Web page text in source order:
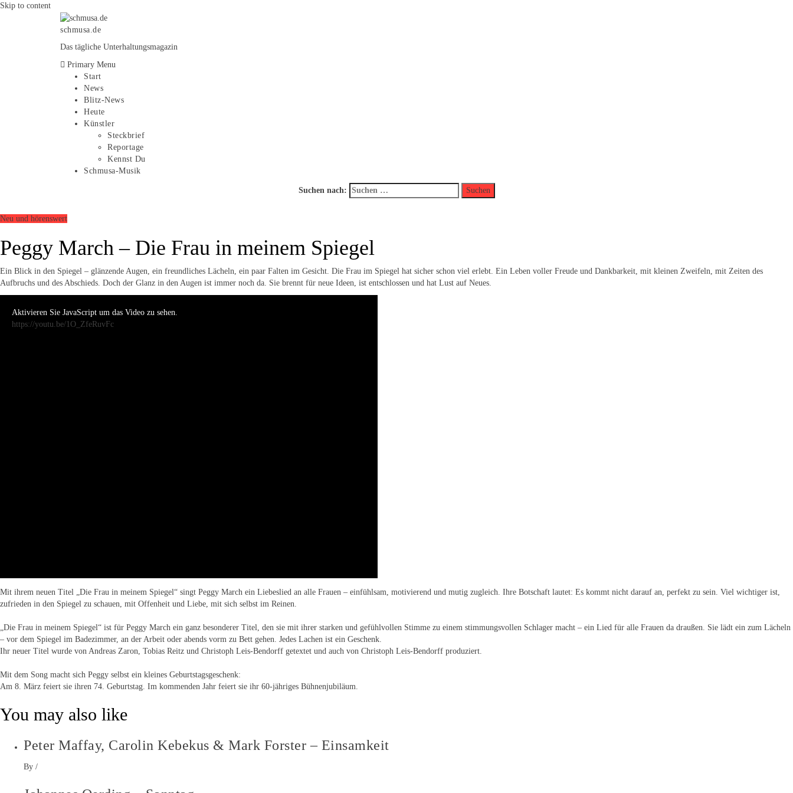
Skip to content
schmusa.de
Das tägliche Unterhaltungsmagazin
Primary Menu
Start
News
Blitz-News
Heute
Künstler
Steckbrief
Reportage
Kennst Du
Schmusa-Musik
Suchen nach:
Neu und hörenswert
Peggy March – Die Frau in meinem Spiegel
Ein Blick in den Spiegel – glänzende Augen, ein freundliches Lächeln, ein paar Falten im Gesicht. Die Frau im Spiegel hat sicher schon viel erlebt. Ein Leben voller Freude und Dankbarkeit, mit kleinen Zweifeln, mit Zeiten des
Aufbruchs und des Abschieds. Doch der Glanz in den Augen ist immer noch da. Sie brennt für neue Ideen, ist entschlossen und hat Lust auf Neues.
Aktivieren Sie JavaScript um das Video zu sehen.
https://youtu.be/1O_ZfeRuvFc
Mit ihrem neuen Titel „Die Frau in meinem Spiegel“ singt Peggy March ein Liebeslied an alle Frauen – einfühlsam, motivierend und mutig zugleich. Ihre Botschaft lautet: Es kommt nicht darauf an, perfekt zu sein. Viel wichtiger ist,
zufrieden in den Spiegel zu schauen, mit Offenheit und Liebe, mit sich selbst im Reinen.
„Die Frau in meinem Spiegel“ ist für Peggy March ein ganz besonderer Titel, den sie mit ihrer starken und gefühlvollen Stimme zu einem stimmungsvollen Schlager macht – ein Lied für alle Frauen da draußen. Sie lädt ein zum Lächeln
– vor dem Spiegel im Badezimmer, an der Arbeit oder abends vorm zu Bett gehen. Jedes Lachen ist ein Geschenk.
Ihr neuer Titel wurde von Andreas Zaron, Tobias Reitz und Christoph Leis-Bendorff getextet und auch von Christoph Leis-Bendorff produziert.
Mit dem Song macht sich Peggy selbst ein kleines Geburtstagsgeschenk:
Am 8. März feiert sie ihren 74. Geburtstag. Im kommenden Jahr feiert sie ihr 60-jähriges Bühnenjubiläum.
You may also like
Peter Maffay, Carolin Kebekus & Mark Forster – Einsamkeit
By /